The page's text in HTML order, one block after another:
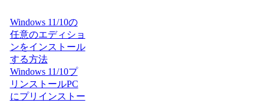
Windows 11/10の
任意のエディショ
ンをインストール
する方法
Windows 11/10プ
リンストールPC
にプリインストー